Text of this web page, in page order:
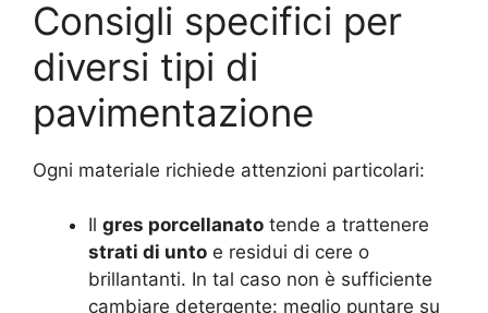
Consigli specifici per
diversi tipi di
pavimentazione
Ogni materiale richiede attenzioni particolari:
Il gres porcellanato tende a trattenere
strati di unto e residui di cere o
brillantanti. In tal caso non è sufficiente
cambiare detergente: meglio puntare su